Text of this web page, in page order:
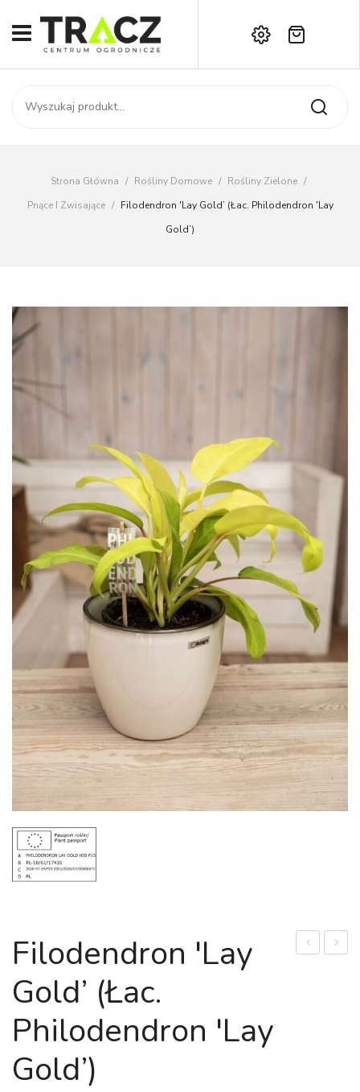
START
SKLEP
AKTUALNOŚCI
Kontakt
Brak produktów w koszyku.
Strona Główna / Rośliny Domowe / Rośliny Zielone /
Pnące I Zwisające / Filodendron 'Lay Gold’ (łac. Philodendron 'Lay
Gold’)
Filodendron 'Lay
Gold’ (łac.
Philodendron 'Lay
Gold’)